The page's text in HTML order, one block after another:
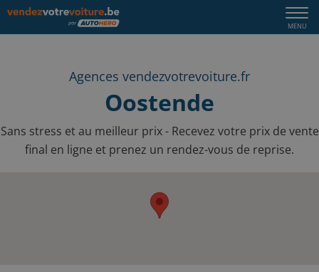
MENU
Agences vendezvotrevoiture.fr
Oostende
Sans stress et au meilleur prix - Recevez votre prix de vente
final en ligne et prenez un rendez-vous de reprise.